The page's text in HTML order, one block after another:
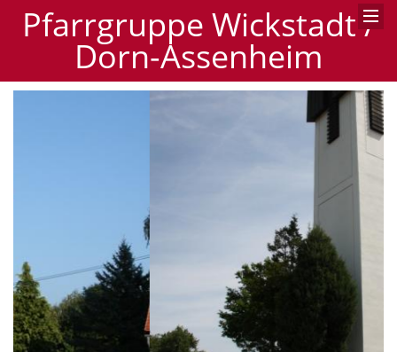
Pfarrgruppe Wickstadt /
Dorn-Assenheim